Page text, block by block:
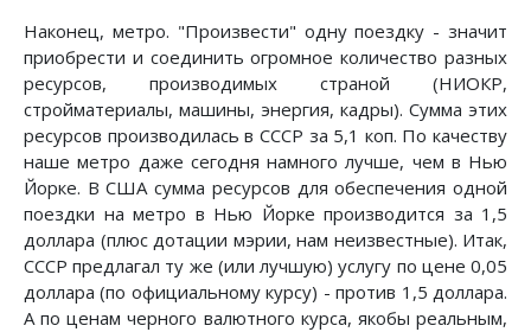
Наконец, метро. "Произвести" одну поездку - значит
приобрести и соединить огромное количество разных
ресурсов, производимых страной (НИОКР,
стройматериалы, машины, энергия, кадры). Сумма этих
ресурсов производилась в СССР за 5,1 коп. По качеству
наше метро даже сегодня на­много лучше, чем в Нью
Йорке. В США сумма ресурсов для обеспечения одной
поездки на метро в Нью Йорке производится за 1,5
доллара (плюс дотации мэрии, нам неизвестные). Итак,
СССР предлагал ту же (или лучшую) услугу по цене 0,05
доллара (по официальному курсу) - против 1,5 доллара.
А по ценам черного валютного курса, якобы реальным,